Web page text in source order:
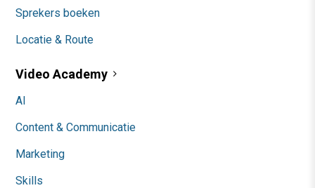
Sprekers boeken
Locatie & Route
Video Academy
AI
Content & Communicatie
Marketing
Skills